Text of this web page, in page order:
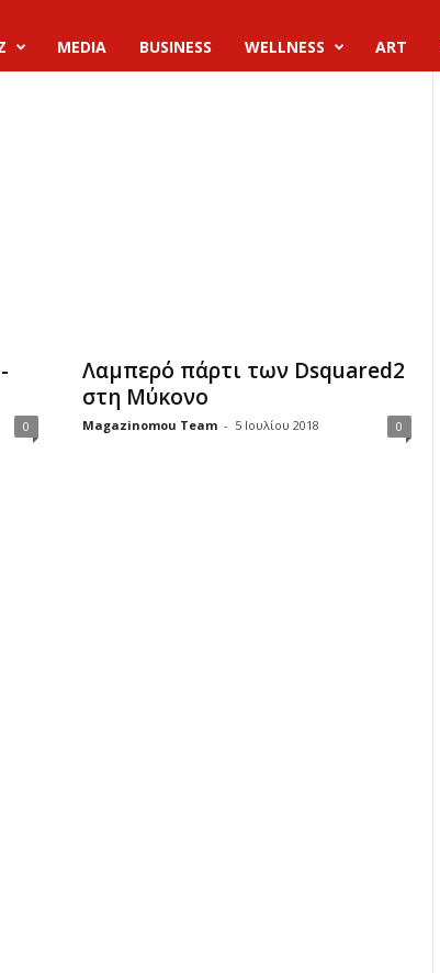
MEDIA BUSINESS WELLNESS ART
0
Λαμπερό πάρτι των Dsquared2
στη Μύκονο
Magazinomou Team - 5 Ιουλίου 2018 0